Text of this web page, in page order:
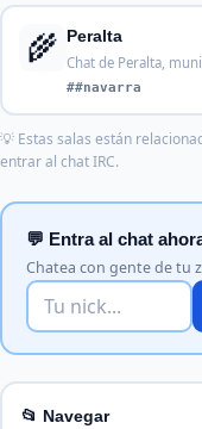
🌾 Peralta
Chat de Peralta,
##navarra
💡 Estas salas están
entrar al chat IRC.
💬 Entra al chat
Chatea con gente de tu
📂 Navegar